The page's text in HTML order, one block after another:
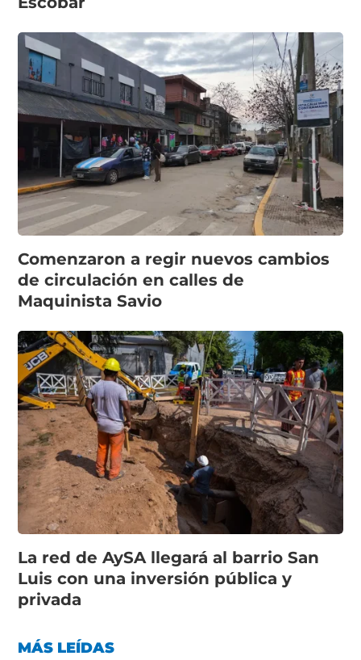
Comenzaron a regir nuevos cambios
de circulación en calles de
Maquinista Savio
La red de AySA llegará al barrio San
Luis con una inversión pública y
privada
MÁS LEÍDAS